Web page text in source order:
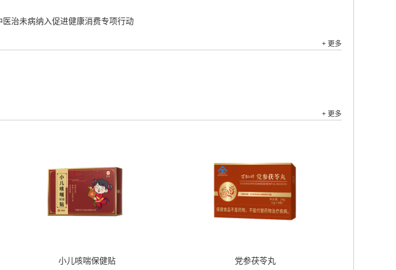
治未病纳入促进健康消费专项行动
+ 更多
+ 更多
小儿咳喘保健贴 党参茯苓丸